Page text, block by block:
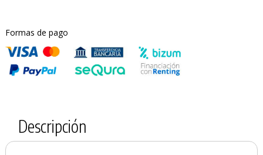
Formas de pago
Descripción